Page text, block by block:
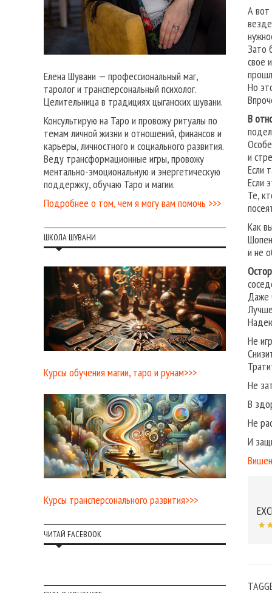
А вот
Зато
свое
Но
В
и
Если
Если
Те,
Как
и не
Даже
Не
Не
В
Не
И
Елена Шувани — профессиональный маг,
таролог и трансперсональный психолог.
Целительница в традициях цыганских шувани.
Консультирую на Таро и провожу ритуалы по
темам личной жизни и отношений, финансов и
карьеры, личностного и социального развития.
Веду трансформационные игры, провожу
ментально-эмоциональную и энергетическую
поддержку, обучаю Таро и магии.
Подробнее о том, чем я могу вам помочь >>>
ШКОЛА ШУВАНИ
Курсы обучения магии, таро и рунам>>>
Курсы трансперсонального развития>>>
ЧИТАЙ FACEBOOK